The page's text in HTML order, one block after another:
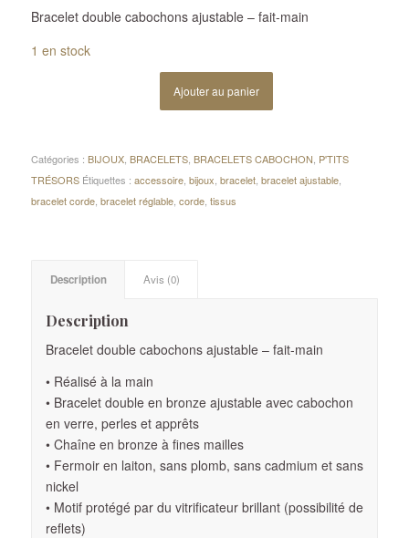
Bracelet double cabochons ajustable – fait-main
1 en stock
Ajouter au panier
Catégories : BIJOUX, BRACELETS, BRACELETS CABOCHON P'TITS
TRÉSORS Étiquettes : accessoire, bijoux bracelet, bracelet ajustable,
bracelet corde, bracelet réglable, corde, tissus
Description Avis (0)
Description
Bracelet double cabochons ajustable – fait-main
• Réalisé à la main
• Bracelet double en bronze ajustable avec cabochon
en verre, perles et apprêts
• Chaîne en bronze à fines mailles
• Fermoir en laiton, sans plomb, sans cadmium et sans
nickel
• Motif protégé par du vitrificateur brillant (possibilité de
reflets)